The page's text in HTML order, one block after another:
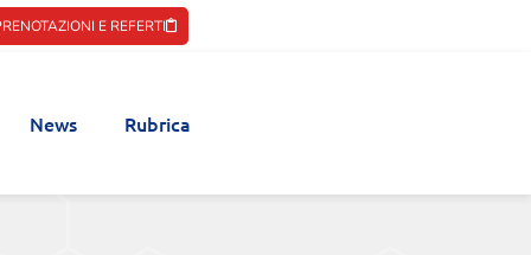
E REFERTI
News Rubrica